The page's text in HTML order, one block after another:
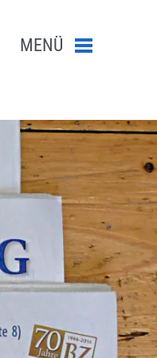
abschicken
MENÜ Menü schließen